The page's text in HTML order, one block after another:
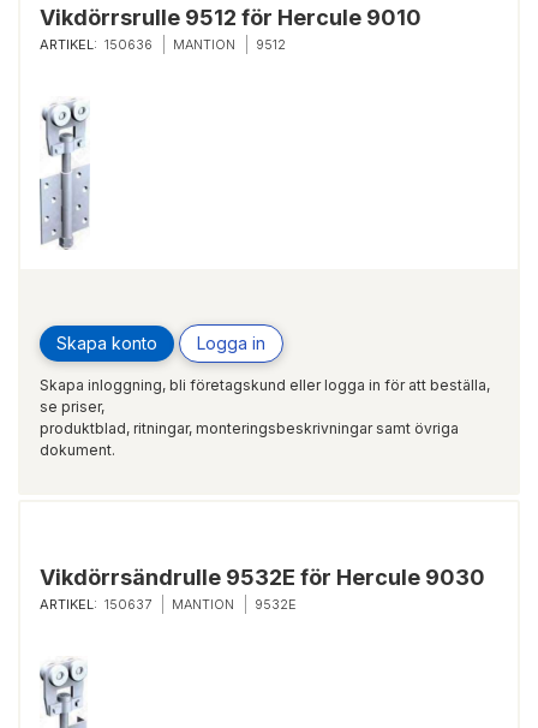
Vikdörrsrulle 9512 för Hercule 9010
ARTIKEL: 150636 MANTION 9512
Skapa konto Logga in
Skapa inloggning, bli företagskund eller logga in för att beställa,
se priser,
produktblad, ritningar, monteringsbeskrivningar samt övriga
dokument.
Vikdörrsändrulle 9532E för Hercule 9030
ARTIKEL: 150637 MANTION 9532E